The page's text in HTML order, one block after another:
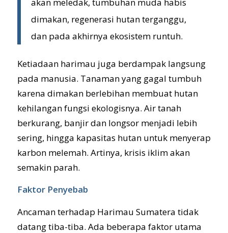
akan meledak, tumbuhan muda habis
dimakan, regenerasi hutan terganggu,
dan pada akhirnya ekosistem runtuh.
Ketiadaan harimau juga berdampak langsung
pada manusia. Tanaman yang gagal tumbuh
karena dimakan berlebihan membuat hutan
kehilangan fungsi ekologisnya. Air tanah
berkurang, banjir dan longsor menjadi lebih
sering, hingga kapasitas hutan untuk menyerap
karbon melemah. Artinya, krisis iklim akan
semakin parah.
Faktor Penyebab
Ancaman terhadap Harimau Sumatera tidak
datang tiba-tiba. Ada beberapa faktor utama